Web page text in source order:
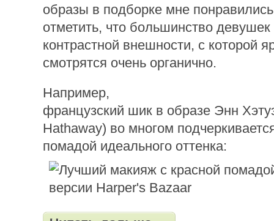
образы в подборке мне
отметить, что большинство
контрастной внешности, с которой
смотрятся очень органично.
Например,
французский шик в образе Энн
Hathaway) во многом
помадой идеального оттенка: